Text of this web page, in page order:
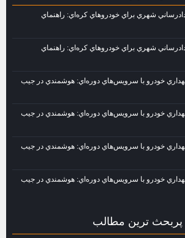
شهري براي خودروهاي كره‌اي: راهنماي
شهري براي خودروهاي كره‌اي: راهنماي
خودرو با سرويس‌هاي دوره‌اي: هوشمندي در جيب
خودرو با سرويس‌هاي دوره‌اي: هوشمندي در جيب
خودرو با سرويس‌هاي دوره‌اي: هوشمندي در جيب
خودرو با سرويس‌هاي دوره‌اي: هوشمندي در جيب
پربحث ترين مطالب